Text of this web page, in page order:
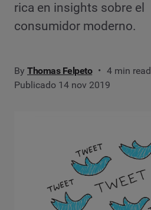
rica en insights sobre el
consumidor moderno.
By Thomas Felpeto
4 min read
Publicado 14 nov 2019